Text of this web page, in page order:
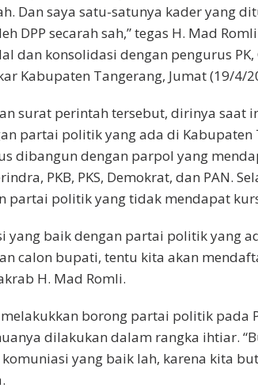
Dan saya satu-satunya kader yang
DPP secarah sah,” tegas H. Mad
dan konsolidasi dengan pengurus PK,
Kabupaten Tangerang, Jumat (19/4/
surat perintah tersebut, dirinya saat
partai politik yang ada di Kabupaten
dibangun dengan parpol yang
PKB, PKS, Demokrat, dan PAN.
partai politik yang tidak mendapat
yang baik dengan partai politik yang
calon bupati, tentu kita akan
H. Mad Romli.
borong partai politik pada
dilakukan dalam rangka ihtiar.
yang baik lah, karena kita